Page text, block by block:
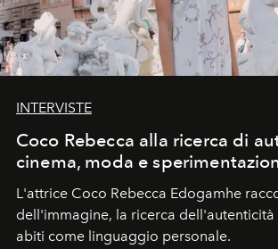
INTERVISTE
Coco Rebecca alla ricerca di
cinema, moda e
L'attrice Coco Rebecca Edogamhe
dell'immagine, la ricerca
abiti come linguaggio personale.